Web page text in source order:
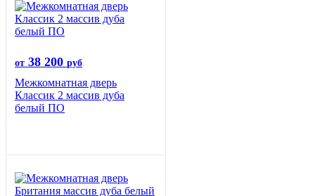
от 38 200 руб
Межкомнатная дверь
Классик 2 массив дуба
белый ПО